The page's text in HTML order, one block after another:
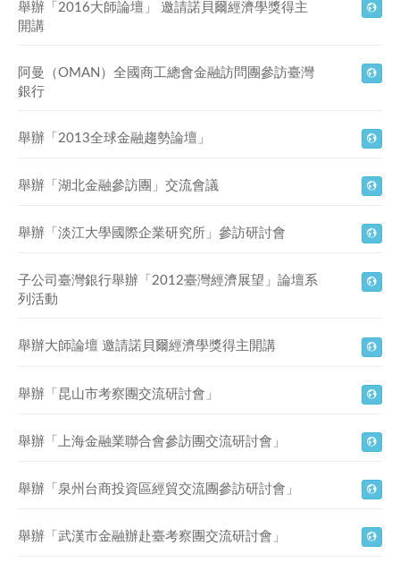
舉辦「2016大師論壇」 邀請諾貝爾經濟學獎得主
開講
阿曼（OMAN）全國商工總會金融訪問團參訪臺灣
銀行
舉辦「2013全球金融趨勢論壇」
舉辦「湖北金融參訪團」交流會議
舉辦「淡江大學國際企業研究所」參訪研討會
子公司臺灣銀行舉辦「2012臺灣經濟展望」論壇系
列活動
舉辦大師論壇 邀請諾貝爾經濟學獎得主開講
舉辦「昆山市考察團交流研討會」
舉辦「上海金融業聯合會參訪團交流研討會」
舉辦「泉州台商投資區經貿交流團參訪研討會」
舉辦「武漢市金融辦赴臺考察團交流研討會」